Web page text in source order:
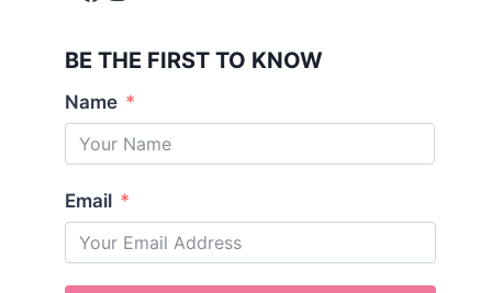
BE THE FIRST TO KNOW
Name
Email